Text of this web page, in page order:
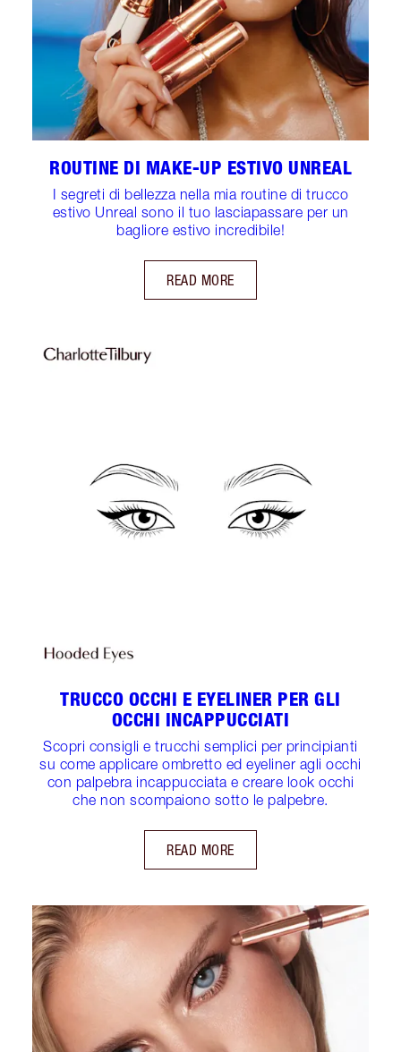
ROUTINE DI MAKE-UP ESTIVO UNREAL
I segreti di bellezza nella mia routine di trucco
estivo Unreal sono il tuo lasciapassare per un
bagliore estivo incredibile!
READ MORE
TRUCCO OCCHI E EYELINER PER GLI
OCCHI INCAPPUCCIATI
Scopri consigli e trucchi semplici per principianti
su come applicare ombretto ed eyeliner agli occhi
con palpebra incappucciata e creare look occhi
che non scompaiono sotto le palpebre.
READ MORE